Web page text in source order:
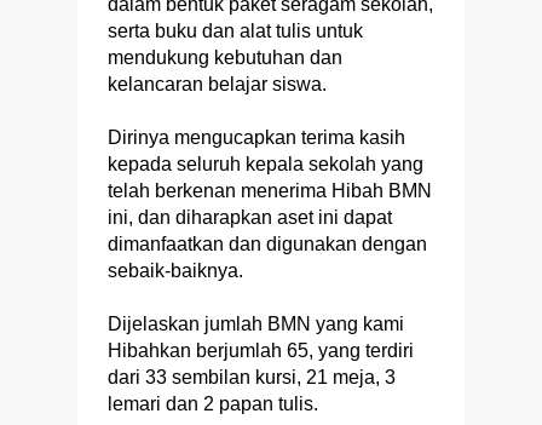
serta buku dan alat tulis untuk
mendukung kebutuhan dan
kelancaran belajar siswa.
Dirinya mengucapkan terima kasih
kepada seluruh kepala sekolah yang
telah berkenan menerima Hibah BMN
ini, dan diharapkan aset ini dapat
dimanfaatkan dan digunakan dengan
sebaik-baiknya.
Dijelaskan jumlah BMN yang kami
Hibahkan berjumlah 65, yang terdiri
dari 33 sembilan kursi, 21 meja, 3
lemari dan 2 papan tulis.